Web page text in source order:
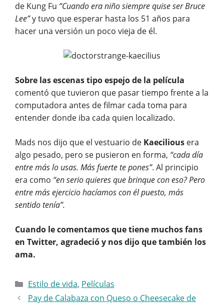
de Kung Fu “Cuando era niño siempre quise ser Bruce
Lee”y tuvo que esperar hasta los 51 años para
hacer una versión un poco vieja de él.
Sobre las escenas tipo espejo de la película
comentó que tuvieron que pasar tiempo frente a la
computadora antes de filmar cada toma para
entender donde iba cada quien localizado.
Mads nos dijo que el vestuario de Kaecilious era
algo pesado, pero se pusieron en forma, “cada día
entre más lo usas. Más fuerte te pones”. Al principio
era como “en serio quieres que brinque con eso? Pero
entre más ejercicio hacíamos con él puesto, más
sentido tenía”.
Cuando le comentamos que tiene muchos fans
en Twitter, agradeció y nos dijo que también los
ama.
Categorías
Estilo de vida, Películas
Pay de Calabaza con Queso o Cheesecake de